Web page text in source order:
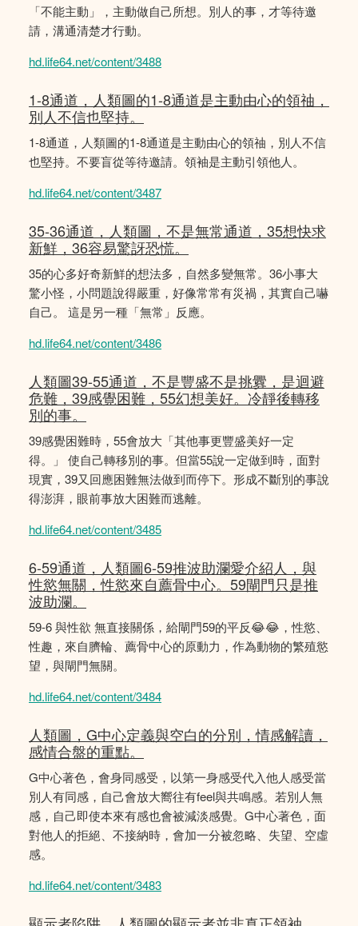
「不能主動」，主動做自己所想。別人的事，才等待邀
請，溝通清楚才行動。
hd.life64.net/content/3488
1-8通道，人類圖的1-8通道是主動由心的領䄂，
別人不信也堅持。
1-8通道，人類圖的1-8通道是主動由心的領䄂，別人不信
也堅持。不要盲從等待邀請。領袖是主動引領他人。
hd.life64.net/content/3487
35-36通道，人類圖，不是無常通道，35想快求
新鮮，36容易驚訝恐慌。
35的心多好奇新鮮的想法多，自然多變無常。36小事大
驚小怪，小問題說得嚴重，好像常常有災禍，其實自己嚇
自己。 這是另一種「無常」反應。
hd.life64.net/content/3486
人類圖39-55通道，不是豐盛不是挑釁，是迴避
危難，39感覺困難，55幻想美好。冷靜後轉移
別的事。
39感覺困難時，55會放大「其他事更豐盛美好一定
得。」 使自己轉移別的事。但當55說一定做到時，面對
現實，39又回應困難無法做到而停下。形成不斷別的事說
得澎湃，眼前事放大困難而逃離。
hd.life64.net/content/3485
6-59通道，人類圖6-59推波助瀾愛介紹人，與
性慾無關，性慾來自薦骨中心。59閘門只是推
波助瀾。
59-6 與性欲 無直接關係，給閘門59的平反😂😂，性慾、
性趣，來自臍輪、薦骨中心的原動力，作為動物的繁殖慾
望，與閘門無關。
hd.life64.net/content/3484
人類圖，G中心定義與空白的分別，情感解讀，
感情合盤的重點。
G中心著色，會身同感受，以第一身感受代入他人感受當
別人有同感，自己會放大嚮往有feel與共鳴感。若別人無
感，自己即使本來有感也會被減淡感覺。G中心著色，面
對他人的拒絕、不接納時，會加一分被忽略、失望、空虛
感。
hd.life64.net/content/3483